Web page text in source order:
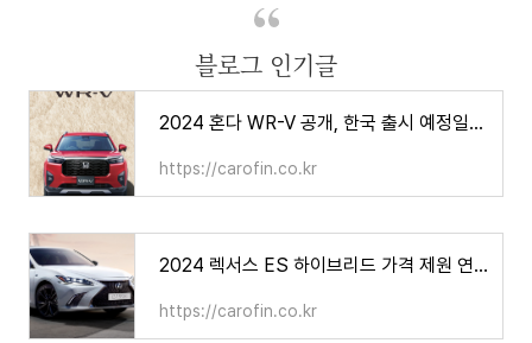
블로그 인기글
2024 혼다 WR-V 공개, 한국 출시 예정일은? 가격 제원 연비
https://carofin.co.kr
2024 렉서스 ES 하이브리드 가격 제원 연비, 과연 적당한 가격인가?
https://carofin.co.kr